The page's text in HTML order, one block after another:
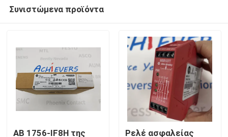
Συνιστώμενα προϊόντα
AB 1756-IF8H της
Ρελέ ασφαλείας